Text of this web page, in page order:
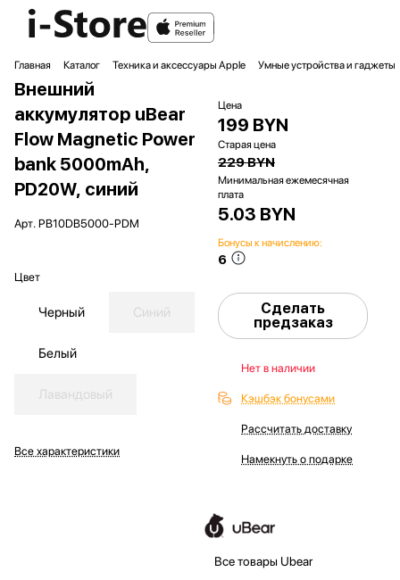
Главная Каталог Техника и аксессуары Apple Умные устройства и гаджеты
Внешний
аккумулятор uBear
Flow Magnetic Power
bank 5000mAh,
PD20W, синий
Арт. PB10DB5000-PDM
Цвет
Черный Синий
Белый
Лавандовый
Все характеристики
Цена
199 BYN
Старая цена
229 BYN
Минимальная ежемесячная
плата
5.03 BYN
Бонусы к начислению:
6
Сделать
предзаказ
Нет в наличии
Кэшбэк бонусами
Рассчитать доставку
Намекнуть о подарке
Все товары Ubear